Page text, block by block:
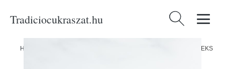
Tradiciocukraszat.hu Keresés:
Home Moha sütemény keverék 5 kg - IREKS